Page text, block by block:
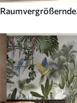
Raumvergrößernde